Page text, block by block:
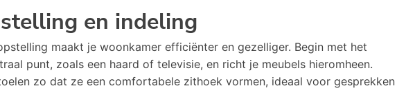
en indeling
maakt je woonkamer efficiënter en gezelliger. Begin met het
punt, zoals een haard of televisie, en richt je meubels hieromheen.
zo dat ze een comfortabele zithoek vormen, ideaal voor gesprekken